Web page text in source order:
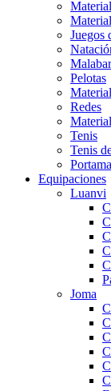
Juegos
Pelotas
Redes
Tenis
Tenis
Equipaciones
Luanvi
Joma